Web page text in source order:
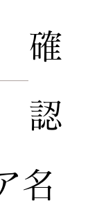
名
​確
認